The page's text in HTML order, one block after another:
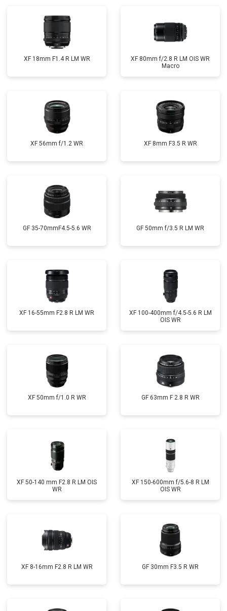
XF 18mm F1.4 R LM WR
XF 80mm f/2.8 R LM OIS WR
Macro
XF 56mm f/1.2 WR XF 8mm F3.5 R WR
GF 35-70mmF4.5-5.6 WR GF 50mm f/3.5 R LM WR
XF 16-55mm F2.8 R LM WR
XF 100-400mm f/4.5-5.6 R LM
OIS WR
XF 50mm f/1.0 R WR GF 63mm F 2.8 R WR
XF 50-140 mm F2.8 R LM OIS
WR
XF 150-600mm f/5.6-8 R LM
OIS WR
XF 8-16mm F2.8 R LM WR GF 30mm F3.5 R WR